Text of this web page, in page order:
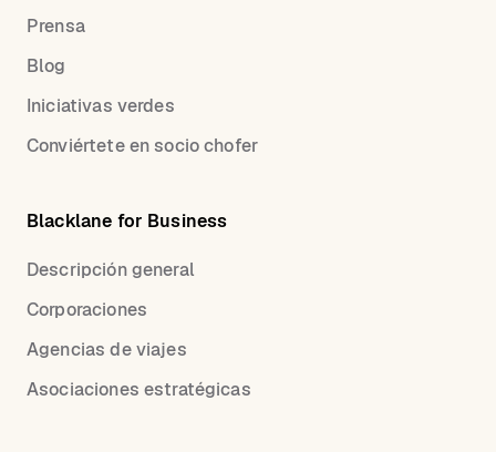
Prensa
Blog
Iniciativas verdes
Conviértete en socio chofer
Blacklane for Business
Descripción general
Corporaciones
Agencias de viajes
Asociaciones estratégicas